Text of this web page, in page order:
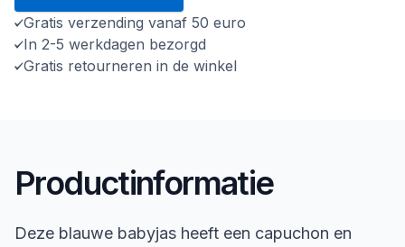
Gratis verzending vanaf 50 euro
In 2-5 werkdagen bezorgd
Gratis retourneren in de winkel
Productinformatie
Deze blauwe babyjas heeft een capuchon en